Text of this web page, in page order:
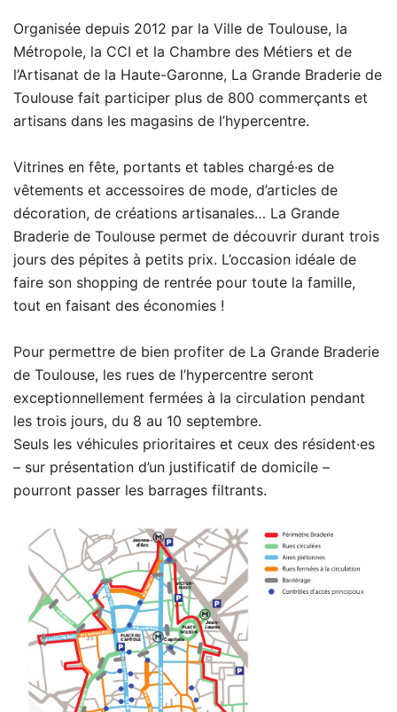
Organisée depuis 2012 par la Ville de Toulouse, la
Métropole, la CCI et la Chambre des Métiers et de
l’Artisanat de la Haute-Garonne, La Grande Braderie de
Toulouse fait participer plus de 800 commerçants et
artisans dans les magasins de l’hypercentre.
Vitrines en fête, portants et tables chargé·es de
vêtements et accessoires de mode, d’articles de
décoration, de créations artisanales… La Grande
Braderie de Toulouse permet de découvrir durant trois
jours des pépites à petits prix. L’occasion idéale de
faire son shopping de rentrée pour toute la famille,
tout en faisant des économies !
Pour permettre de bien profiter de La Grande Braderie
de Toulouse, les rues de l’hypercentre seront
exceptionnellement fermées à la circulation pendant
les trois jours, du 8 au 10 septembre.
Seuls les véhicules prioritaires et ceux des résident·es
– sur présentation d’un justificatif de domicile –
pourront passer les barrages filtrants.